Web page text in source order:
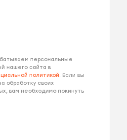
персональные
нашего сайта в
политикой. Если вы
обработку своих
вам необходимо покинуть